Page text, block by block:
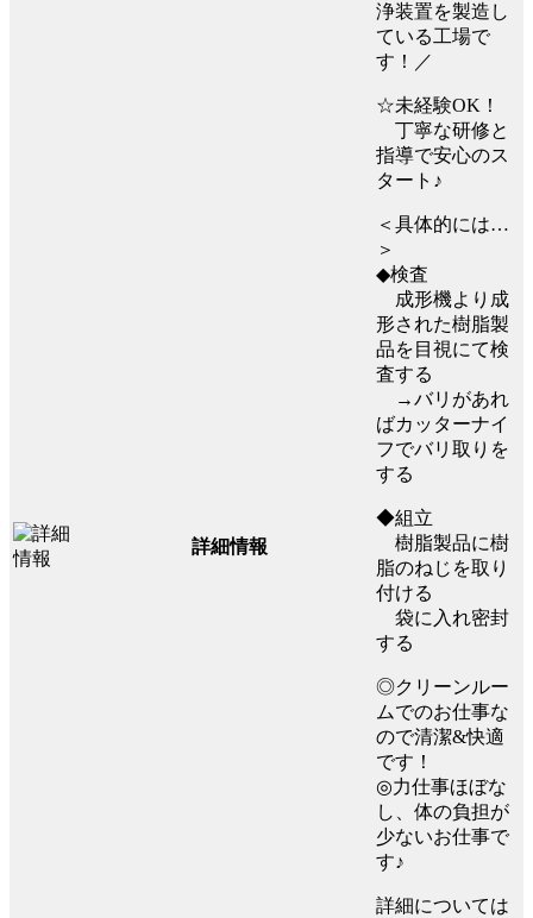
詳細情報
浄装置を製造し
ている工場で
す！／
☆未経験OK！
丁寧な研修と
指導で安心のス
タート♪
＜具体的には…
＞
◆検査
成形機より成
形された樹脂製
品を目視にて検
査する
→バリがあれ
ばカッターナイ
フでバリ取りを
する
◆組立
樹脂製品に樹
脂のねじを取り
付ける
袋に入れ密封
する
◎クリーンルー
ムでのお仕事な
ので清潔&快適
です！
◎力仕事ほぼな
し、体の負担が
少ないお仕事で
す♪
詳細については